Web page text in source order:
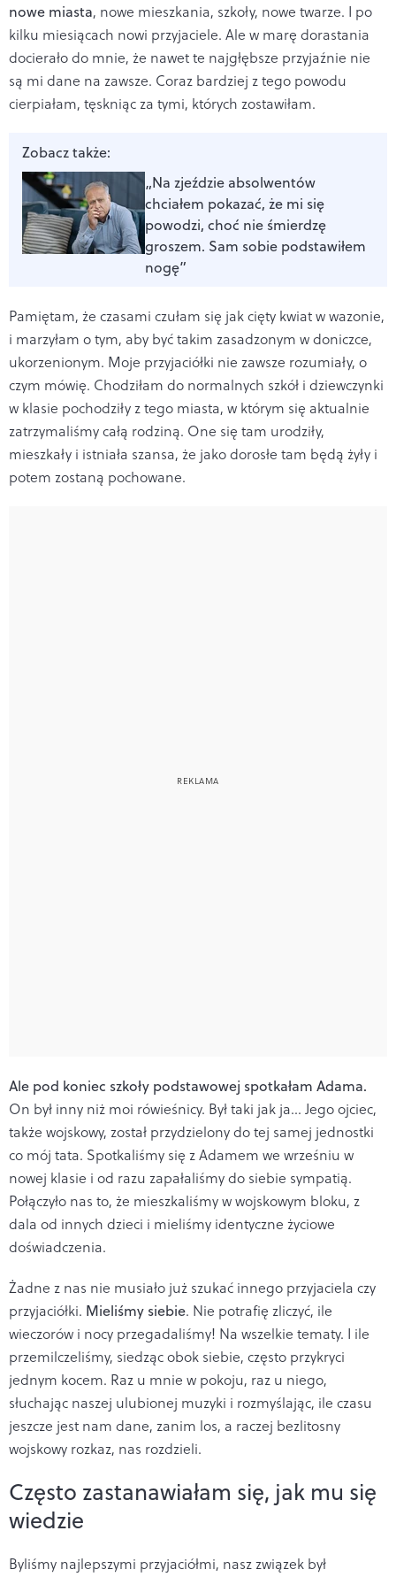
nowe miasta, nowe mieszkania, szkoły, nowe twarze. I po
kilku miesiącach nowi przyjaciele. Ale w marę dorastania
docierało do mnie, że nawet te najgłębsze przyjaźnie nie
są mi dane na zawsze. Coraz bardziej z tego powodu
cierpiałam, tęskniąc za tymi, których zostawiłam.
Zobacz także:
„Na zjeździe absolwentów
chciałem pokazać, że mi się
powodzi, choć nie śmierdzę
groszem. Sam sobie podstawiłem
nogę”
Pamiętam, że czasami czułam się jak cięty kwiat w wazonie,
i marzyłam o tym, aby być takim zasadzonym w doniczce,
ukorzenionym. Moje przyjaciółki nie zawsze rozumiały, o
czym mówię. Chodziłam do normalnych szkół i dziewczynki
w klasie pochodziły z tego miasta, w którym się aktualnie
zatrzymaliśmy całą rodziną. One się tam urodziły,
mieszkały i istniała szansa, że jako dorosłe tam będą żyły i
potem zostaną pochowane.
Ale pod koniec szkoły podstawowej spotkałam Adama.
On był inny niż moi rówieśnicy. Był taki jak ja… Jego ojciec,
także wojskowy, został przydzielony do tej samej jednostki
co mój tata. Spotkaliśmy się z Adamem we wrześniu w
nowej klasie i od razu zapałaliśmy do siebie sympatią.
Połączyło nas to, że mieszkaliśmy w wojskowym bloku, z
dala od innych dzieci i mieliśmy identyczne życiowe
doświadczenia.
Żadne z nas nie musiało już szukać innego przyjaciela czy
przyjaciółki. Mieliśmy siebie. Nie potrafię zliczyć, ile
wieczorów i nocy przegadaliśmy! Na wszelkie tematy. I ile
przemilczeliśmy, siedząc obok siebie, często przykryci
jednym kocem. Raz u mnie w pokoju, raz u niego,
słuchając naszej ulubionej muzyki i rozmyślając, ile czasu
jeszcze jest nam dane, zanim los, a raczej bezlitosny
wojskowy rozkaz, nas rozdzieli.
Często zastanawiałam się, jak mu się
wiedzie
Byliśmy najlepszymi przyjaciółmi, nasz związek był